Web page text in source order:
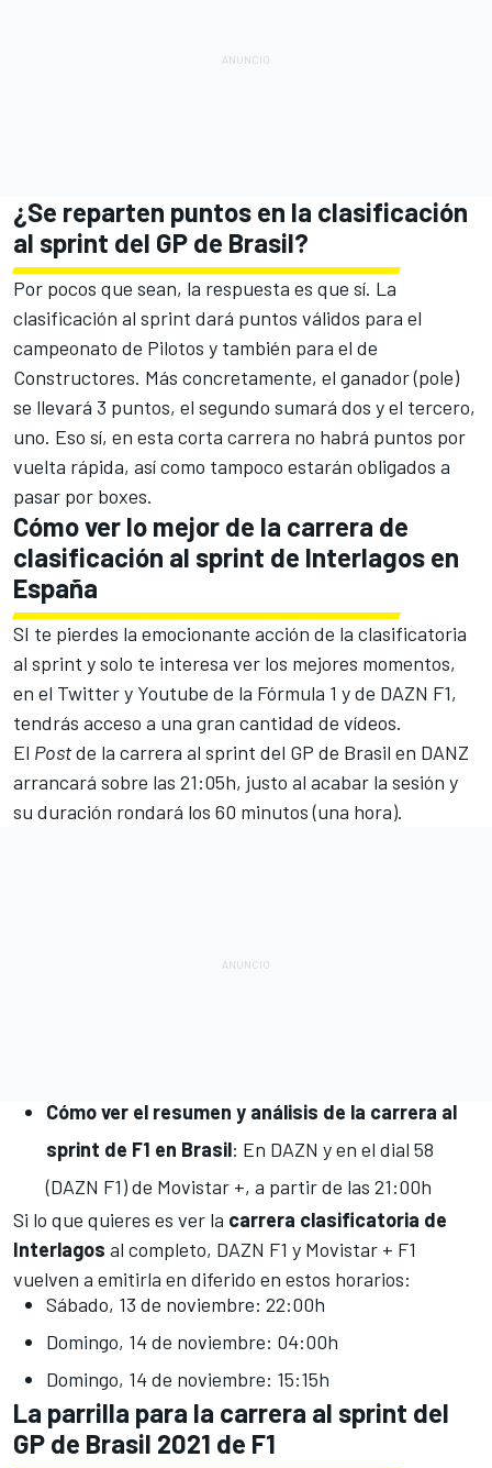
¿Se reparten puntos en la clasificación
al sprint del GP de Brasil?
Por pocos que sean, la respuesta es que sí. La
clasificación al sprint dará puntos válidos para el
campeonato de Pilotos y también para el de
Constructores. Más concretamente, el ganador (pole)
se llevará 3 puntos, el segundo sumará dos y el tercero,
uno. Eso sí, en esta corta carrera no habrá puntos por
vuelta rápida, así como tampoco estarán obligados a
pasar por boxes.
Cómo ver lo mejor de la carrera de
clasificación al sprint de Interlagos en
España
SI te pierdes la emocionante acción de la clasificatoria
al sprint y solo te interesa ver los mejores momentos,
en el Twittery Youtube de la Fórmula 1 y de DAZN F1,
tendrás acceso a una gran cantidad de vídeos.
El Postde la carrera al sprint del GP de Brasil en DANZ
arrancará sobre las 21:05h, justo al acabar la sesión y
su duración rondará los 60 minutos (una hora).
Cómo ver el resumen y análisis de la carrera al
sprint de F1 en Brasil: En DAZN y en el dial 58
(DAZN F1) de Movistar +, a partir de las 21:00h
Si lo que quieres es ver la carrera clasificatoria de
Interlagos al completo, DAZN F1 y Movistar + F1
vuelven a emitirla en diferido en estos horarios:
Sábado, 13 de noviembre: 22:00h
Domingo, 14 de noviembre: 04:00h
Domingo, 14 de noviembre: 15:15h
La parrilla para la carrera al sprint del
GP de Brasil 2021 de F1